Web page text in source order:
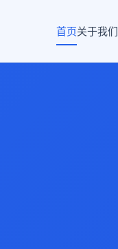
首页关于我们